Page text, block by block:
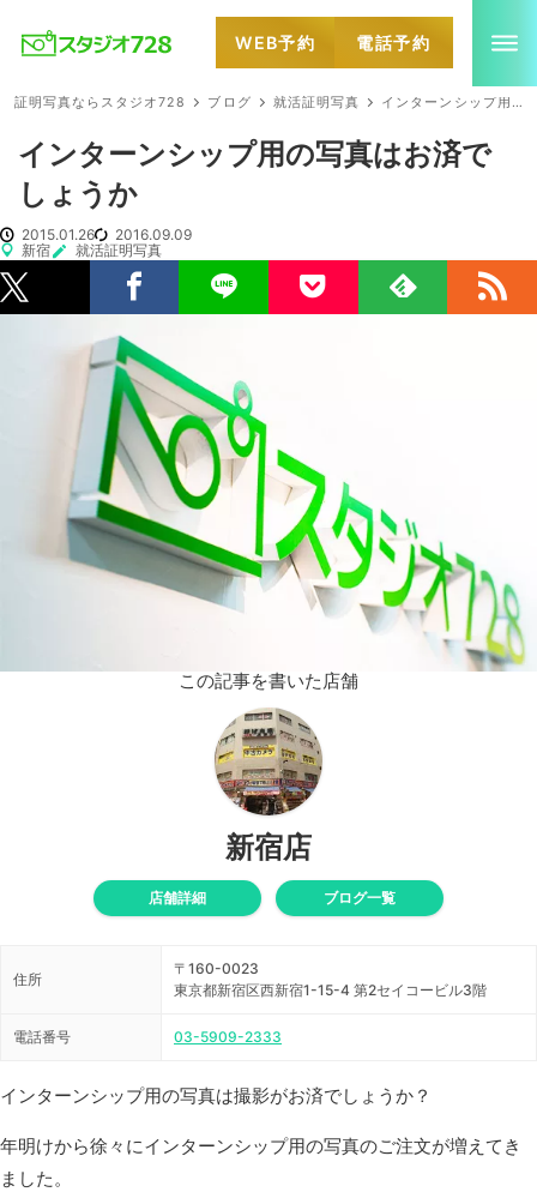
WEB予約 電話予約
証明写真ならスタジオ728 ブログ 就活証明写真 インターンシップ用の写真はお済でしょうか
インターンシップ用の写真はお済で
しょうか
2015.01.26
2016.09.09
新宿
就活証明写真
この記事を書いた店舗
新宿店
店舗詳細 ブログ一覧
住所
〒160-0023
東京都新宿区西新宿1-15-4 第2セイコービル3階
電話番号 03-5909-2333
インターンシップ用の写真は撮影がお済でしょうか？
年明けから徐々にインターンシップ用の写真のご注文が増えてき
ました。